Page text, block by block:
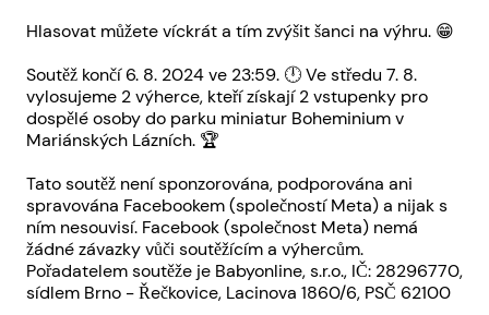
Hlasovat můžete víckrát a tím zvýšit šanci na výhru. 😁
Soutěž končí 6. 8. 2024 ve 23:59. 🕛 Ve středu 7. 8.
vylosujeme 2 výherce, kteří získají 2 vstupenky pro
dospělé osoby do parku miniatur Boheminium v
Mariánských Lázních. 🏆
Tato soutěž není sponzorována, podporována ani
spravována Facebookem (společností Meta) a nijak s
ním nesouvisí. Facebook (společnost Meta) nemá
žádné závazky vůči soutěžícím a výhercům.
Pořadatelem soutěže je Babyonline, s.r.o., IČ: 28296770,
sídlem Brno - Řečkovice, Lacinova 1860/6, PSČ 62100